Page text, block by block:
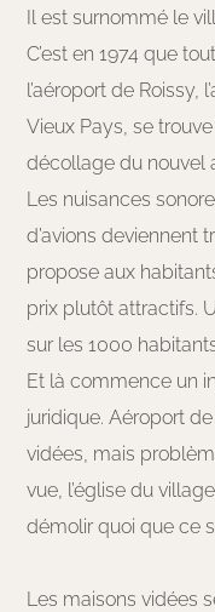
Il est surnommé le
C’est en 1974 que
l’aéroport de Roissy,
Vieux Pays, se
décollage du nouvel
Les nuisances
d’avions deviennent
propose aux
prix plutôt attractifs.
sur les 1000
Et là commence un
juridique. Aéroport
vidées, mais
vue, l’église du
démolir quoi que ce
Les maisons vidées